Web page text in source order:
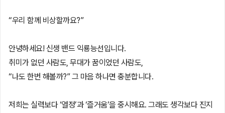
“우리 함께 비상할까요?”
안녕하세요! 신생 밴드 익룡능선입니다.
취미가 없던 사람도, 무대가 꿈이었던 사람도,
“나도 한번 해볼까?” 그 마음 하나면 충분합니다.
저희는 실력보다 ‘열정’과 ‘즐거움’을 중시해요. 그래도 생각보다 진지